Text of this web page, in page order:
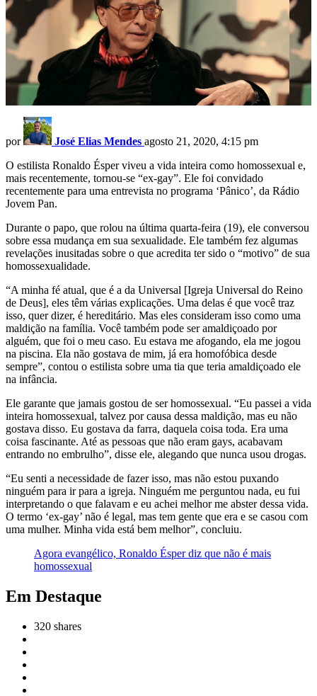
por José Elias Mendes agosto 21, 2020, 4:15 pm
O estilista Ronaldo Ésper viveu a vida inteira como homossexual e,
mais recentemente, tornou-se “ex-gay”. Ele foi convidado
recentemente para uma entrevista no programa ‘Pânico’, da Rádio
Jovem Pan.
Durante o papo, que rolou na última quarta-feira (19), ele conversou
sobre essa mudança em sua sexualidade. Ele também fez algumas
revelações inusitadas sobre o que acredita ter sido o “motivo” de sua
homossexualidade.
“A minha fé atual, que é a da Universal [Igreja Universal do Reino
de Deus], eles têm várias explicações. Uma delas é que você traz
isso, quer dizer, é hereditário. Mas eles consideram isso como uma
maldição na família. Você também pode ser amaldiçoado por
alguém, que foi o meu caso. Eu estava me afogando, ela me jogou
na piscina. Ela não gostava de mim, já era homofóbica desde
sempre”, contou o estilista sobre uma tia que teria amaldiçoado ele
na infância.
Ele garante que jamais gostou de ser homossexual. “Eu passei a vida
inteira homossexual, talvez por causa dessa maldição, mas eu não
gostava disso. Eu gostava da farra, daquela coisa toda. Era uma
coisa fascinante. Até as pessoas que não eram gays, acabavam
entrando no embrulho”, disse ele, alegando que nunca usou drogas.
“Eu senti a necessidade de fazer isso, mas não estou puxando
ninguém para ir para a igreja. Ninguém me perguntou nada, eu fui
interpretando o que falavam e eu achei melhor me abster dessa vida.
O termo ‘ex-gay’ não é legal, mas tem gente que era e se casou com
uma mulher. Minha vida está bem melhor”, concluiu.
Agora evangélico, Ronaldo Ésper diz que não é mais
homossexual
Em Destaque
320 shares